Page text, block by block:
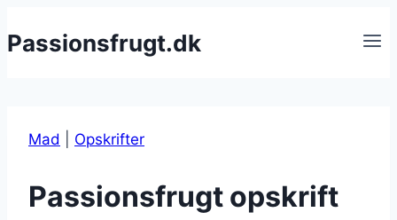
til
Passionsfrugt.dk
Mad Opskrifter
Passionsfrugt opskrift